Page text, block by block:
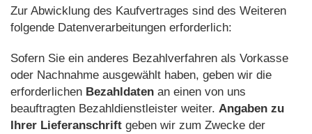
Zur Abwicklung des Kaufvertrages sind des Weiteren
folgende Datenverarbeitungen erforderlich:
Sofern Sie ein anderes Bezahlverfahren als Vorkasse
oder Nachnahme ausgewählt haben, geben wir die
erforderlichen Bezahldaten an einen von uns
beauftragten Bezahldienstleister weiter. Angaben zu
Ihrer Lieferanschrift geben wir zum Zwecke der